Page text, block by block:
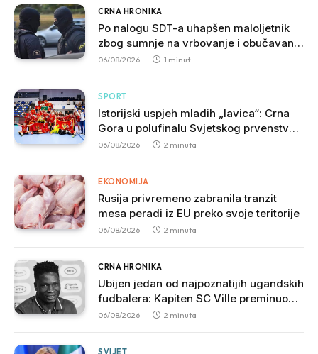
CRNA HRONIKA
Po nalogu SDT-a uhapšen maloljetnik
zbog sumnje na vrbovanje i obučavanje
za izvršenje terorističkih djela
06/08/2026 1 minut
SPORT
Istorijski uspjeh mladih „lavica“: Crna
Gora u polufinalu Svjetskog prvenstva
nakon pobjede nad Slovačkom
06/08/2026 2 minuta
EKONOMIJA
Rusija privremeno zabranila tranzit
mesa peradi iz EU preko svoje teritorije
06/08/2026 2 minuta
CRNA HRONIKA
Ubijen jedan od najpoznatijih ugandskih
fudbalera: Kapiten SC Ville preminuo
nakon brutalnog napada
06/08/2026 2 minuta